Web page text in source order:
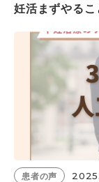
妊活まずやるこ
患者の声